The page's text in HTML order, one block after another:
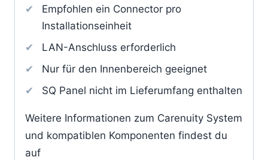
Empfohlen ein Connector pro
Installationseinheit
LAN-Anschluss erforderlich
Nur für den Innenbereich geeignet
SQ Panel nicht im Lieferumfang enthalten
Weitere Informationen zum Carenuity System
und kompatiblen Komponenten findest du
auf